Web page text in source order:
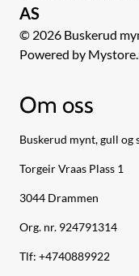
AS
© 2026 Buskerud
Powered by
Om oss
Buskerud mynt, gull og
Torgeir Vraas Plass 1
3044 Drammen
Org. nr. 924791314
Tlf: +4740889922